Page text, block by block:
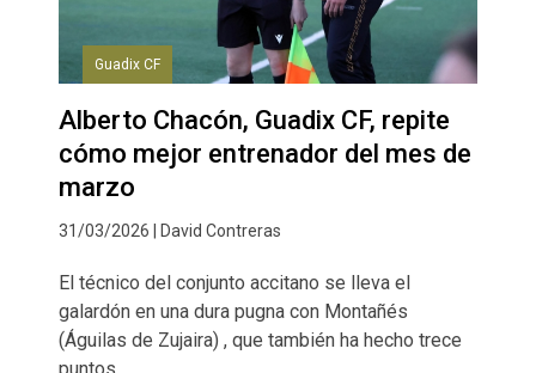
Guadix CF
Alberto Chacón, Guadix CF, repite
cómo mejor entrenador del mes de
marzo
31/03/2026 | David Contreras
El técnico del conjunto accitano se lleva el
galardón en una dura pugna con Montañés
(Águilas de Zujaira) , que también ha hecho trece